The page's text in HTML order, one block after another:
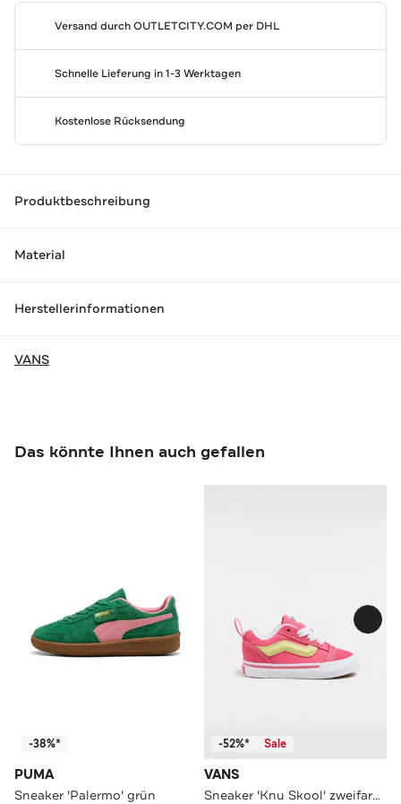
Versand durchOUTLETCITY.COM per DHL
Schnelle Lieferung in 1-3 Werktagen
Kostenlose Rücksendung
Produktbeschreibung
Material
Herstellerinformationen
VANS
Das könnte Ihnen auch gefallen
-38%*
PUMA
Sneaker 'Palermo' grün
-52%* Sale
VANS
Sneaker 'Knu Skool' zweifarbig